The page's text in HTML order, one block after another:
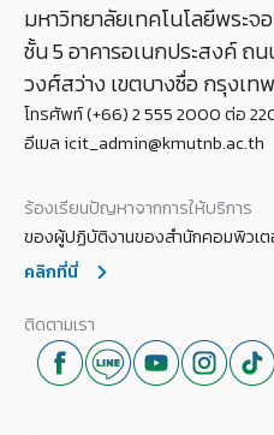
มหาวิทยาลัยเทคโนโลยีพระจ
ชั้น 5 อาคารอเนกประสงค์ ถน
วงศ์สว่าง เขตบางซื่อ กรุงเ
โทรศัพท์ (+66) 2 555 2000 ต่อ
อีเมล icit_admin@kmutnb.ac.th
ร้องเรียนปัญหาจากการให้บริการ
ของผู้ปฏิบัติงานของสำนักคอมพิวเ
คลิกที่นี่
ติดตามเรา